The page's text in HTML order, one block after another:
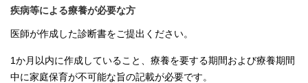
疾病等による療養が必要な方
医師が作成した診断書をご提出ください。
1か月以内に作成していること、療養を要する期間および療養期間
中に家庭保育が不可能な旨の記載が必要です。